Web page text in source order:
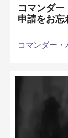
コマンダ
申請をお忘
コマンダー・